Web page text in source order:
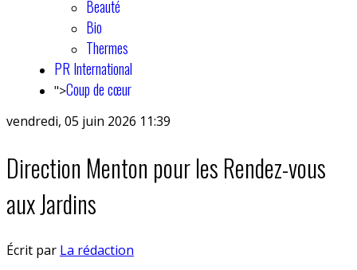
Beauté
Bio
Thermes
PR International
">Coup de cœur
vendredi, 05 juin 2026 11:39
Direction Menton pour les Rendez-vous
aux Jardins
Écrit par La rédaction